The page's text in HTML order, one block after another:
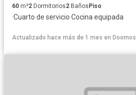
60 m²2 Dormitorios2 Baños Piso
·Cuarto de servicio·Cocina equipada
Actualizado hace más de 1 mes en Doomos